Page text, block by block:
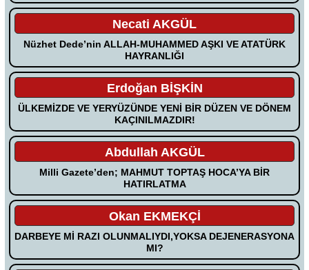
Necati AKGÜL
Nüzhet Dede’nin ALLAH-MUHAMMED AŞKI VE ATATÜRK
HAYRANLIĞI
Erdoğan BİŞKİN
ÜLKEMİZDE VE YERYÜZÜNDE YENİ BİR DÜZEN VE DÖNEM
KAÇINILMAZDIR!
Abdullah AKGÜL
Milli Gazete’den; MAHMUT TOPTAŞ HOCA’YA BİR
HATIRLATMA
Okan EKMEKÇİ
DARBEYE Mİ RAZI OLUNMALIYDI,YOKSA DEJENERASYONA
MI?